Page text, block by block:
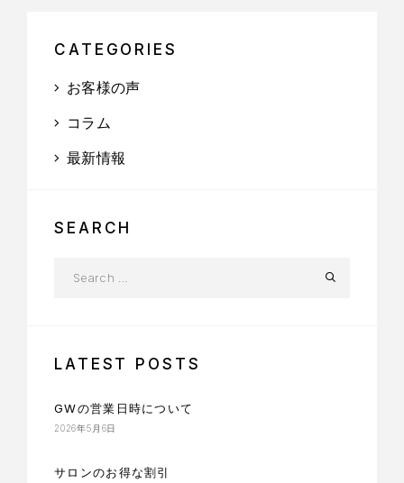
CATEGORIES
お客様の声
コラム
最新情報
SEARCH
LATEST POSTS
GWの営業日時について
2026年5月6日
サロンのお得な割引